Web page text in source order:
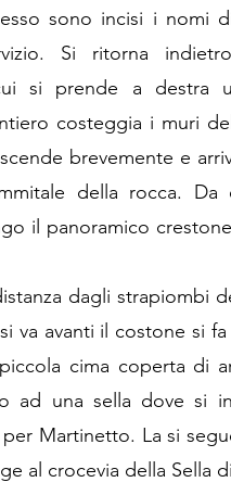
sono incisi i nomi
Si ritorna
si prende a destra
costeggia i muri
brevemente e
della rocca. Da
il panoramico
dagli strapiombi
va avanti il costone si
cima coperta di
ad una sella dove si
Martinetto. La si
al crocevia della Sella